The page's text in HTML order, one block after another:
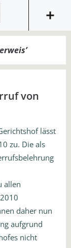
’
von
lässt
zu. Die als
allen
daher nun
aufgrund
nicht